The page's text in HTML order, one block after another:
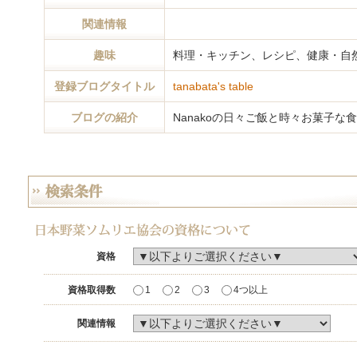
関連情報
趣味 料理・キッチン、レシピ、健康・自
登録ブログタイトル tanabata's table
ブログの紹介 Nanakoの日々ご飯と時々お菓子な
資格
資格取得数 1 2 3 4つ以上
関連情報